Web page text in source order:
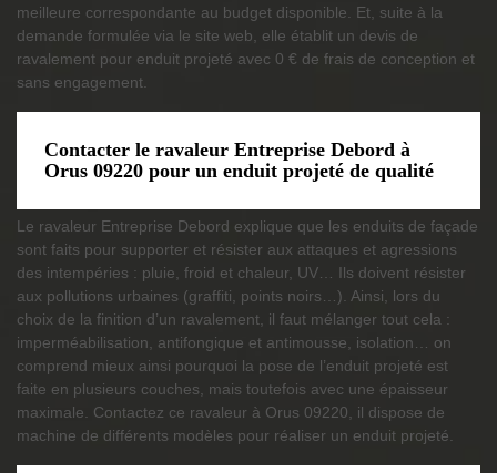
meilleure correspondante au budget disponible. Et, suite à la
demande formulée via le site web, elle établit un devis de
ravalement pour enduit projeté avec 0 € de frais de conception et
sans engagement.
Contacter le ravaleur Entreprise Debord à
Orus 09220 pour un enduit projeté de qualité
Le ravaleur Entreprise Debord explique que les enduits de façade
sont faits pour supporter et résister aux attaques et agressions
des intempéries : pluie, froid et chaleur, UV… Ils doivent résister
aux pollutions urbaines (graffiti, points noirs…). Ainsi, lors du
choix de la finition d’un ravalement, il faut mélanger tout cela :
imperméabilisation, antifongique et antimousse, isolation… on
comprend mieux ainsi pourquoi la pose de l’enduit projeté est
faite en plusieurs couches, mais toutefois avec une épaisseur
maximale. Contactez ce ravaleur à Orus 09220, il dispose de
machine de différents modèles pour réaliser un enduit projeté.